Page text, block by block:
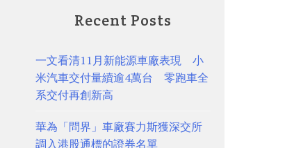
Recent Posts
一文看清11月新能源車廠表現 小
米汽車交付量續逾4萬台 零跑車全
系交付再創新高
華為「問界」車廠賽力斯獲深交所
調入港股通標的證券名單